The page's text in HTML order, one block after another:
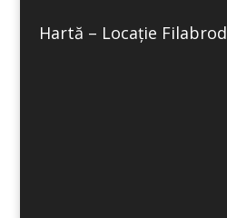
Hartă – Locație Filabrod